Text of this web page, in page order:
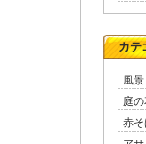
カテ
風景
庭
赤そ